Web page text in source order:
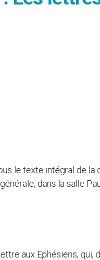
le texte intégral de la
dans la salle
aux Ephésiens, qui,